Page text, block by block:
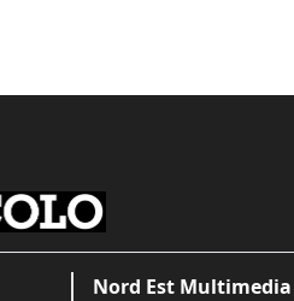
Nord Est Multimedia